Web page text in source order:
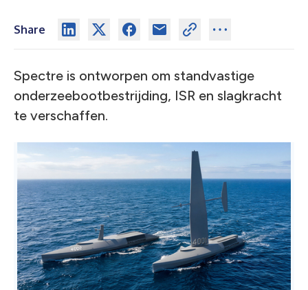
Share
Spectre is ontworpen om standvastige
onderzeebootbestrijding, ISR en slagkracht
te verschaffen.